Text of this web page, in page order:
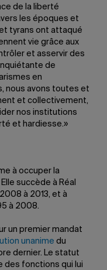
de la liberté
les époques et
tyrans ont attaqué
vie grâce aux
et asservir des
de
en
nous avons toutes et
et collectivement,
nos institutions
et hardiesse.»
à occuper la
succède à Réal
à 2013, et à
à 2008.
un premier mandat
unanime du
dernier. Le statut
des fonctions qui lui